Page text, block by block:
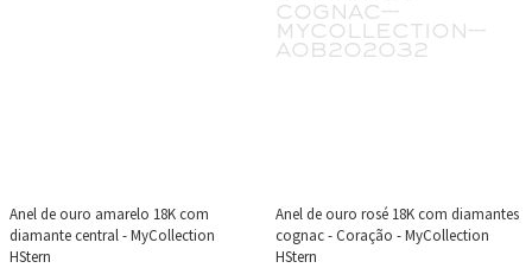
Anel de ouro amarelo 18K com
diamante central - MyCollection
HStern
Anel de ouro rosé 18K com diamantes
cognac - Coração - MyCollection
HStern